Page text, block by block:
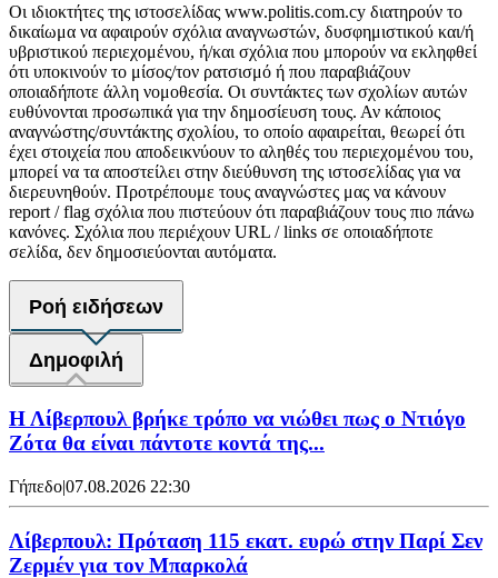
Οι ιδιοκτήτες της ιστοσελίδας www.politis.com.cy διατηρούν το
δικαίωμα να αφαιρούν σχόλια αναγνωστών, δυσφημιστικού και/ή
υβριστικού περιεχομένου, ή/και σχόλια που μπορούν να εκληφθεί
ότι υποκινούν το μίσος/τον ρατσισμό ή που παραβιάζουν
οποιαδήποτε άλλη νομοθεσία. Οι συντάκτες των σχολίων αυτών
ευθύνονται προσωπικά για την δημοσίευση τους. Αν κάποιος
αναγνώστης/συντάκτης σχολίου, το οποίο αφαιρείται, θεωρεί ότι
έχει στοιχεία που αποδεικνύουν το αληθές του περιεχομένου του,
μπορεί να τα αποστείλει στην διεύθυνση της ιστοσελίδας για να
διερευνηθούν. Προτρέπουμε τους αναγνώστες μας να κάνουν
report / flag σχόλια που πιστεύουν ότι παραβιάζουν τους πιο πάνω
κανόνες. Σχόλια που περιέχουν URL / links σε οποιαδήποτε
σελίδα, δεν δημοσιεύονται αυτόματα.
Ροή ειδήσεων
Δημοφιλή
Η Λίβερπουλ βρήκε τρόπο να νιώθει πως ο Ντιόγο
Ζότα θα είναι πάντοτε κοντά της...
Γήπεδο|07.08.2026 22:30
Λίβερπουλ: Πρόταση 115 εκατ. ευρώ στην Παρί Σεν
Ζερμέν για τον Μπαρκολά